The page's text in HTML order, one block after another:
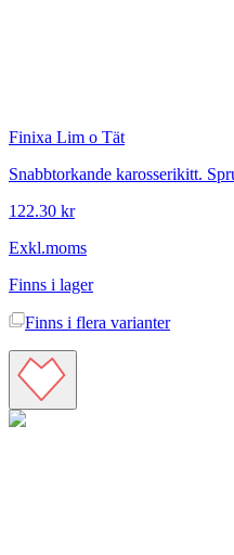
Finixa Lim o Tät
Snabbtorkande karosserikitt.
122.30 kr
Exkl.moms
Finns i lager
Finns i flera varianter